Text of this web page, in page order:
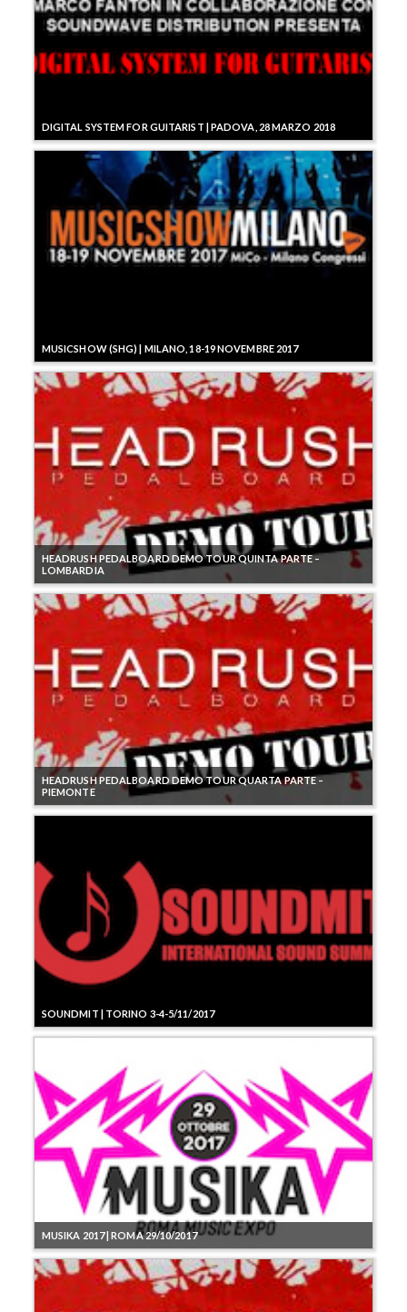
DIGITAL SYSTEM FOR GUITARIST | PADOVA, 28 MARZO 2018
MUSICSHOW (SHG) | MILANO, 18-19 NOVEMBRE 2017
HEADRUSH PEDALBOARD DEMO TOUR QUINTA PARTE –
LOMBARDIA
HEADRUSH PEDALBOARD DEMO TOUR QUARTA PARTE –
PIEMONTE
SOUNDMIT | TORINO 3-4-5/11/2017
MUSIKA 2017 | ROMA 29/10/2017